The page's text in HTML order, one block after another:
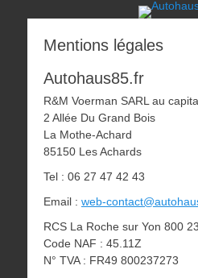
Mentions légales
Autohaus85.fr
R&M Voerman SARL au
2 Allée Du Grand Bois
La Mothe-Achard
85150 Les Achards
Tel : 06 27 47 42 43
Email : web-
RCS La Roche sur Yon 800
Code NAF : 45.11Z
N° TVA : FR49 800237273